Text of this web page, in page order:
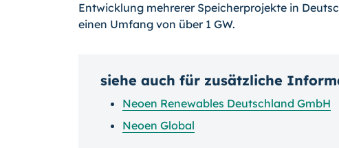
Entwicklung mehrerer Speicherprojekte in
einen Umfang von über 1 GW.
siehe auch für zusätzliche
Neoen Renewables Deutschland GmbH
Neoen Global